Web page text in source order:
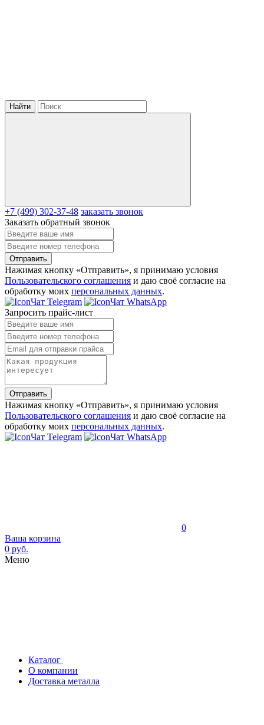
Найти
+7 (499) 302-37-48 заказать звонок
Заказать обратный звонок
Отправить
Нажимая кнопку «Отправить», я принимаю условия
Пользовательского соглашения и даю своё согласие на
обработку моих персональных данных.
Чат Telegram
Чат WhatsApp
Запросить прайс-лист
Отправить
Нажимая кнопку «Отправить», я принимаю условия
Пользовательского соглашения и даю своё согласие на
обработку моих персональных данных.
Чат Telegram
Чат WhatsApp
0
Ваша корзина
0 руб.
Меню
Каталог
О компании
Доставка металла